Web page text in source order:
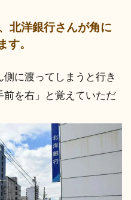
北洋銀行さんが角に
す。
に渡ってしまうと行き
を右」と覚えていただ